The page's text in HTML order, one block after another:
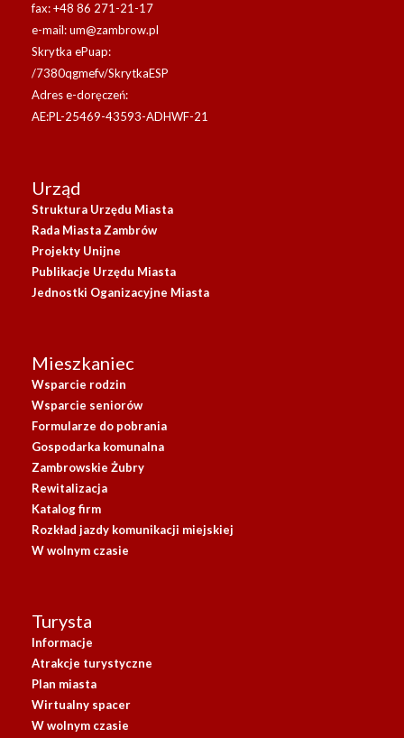
fax: +48 86 271-21-17
e-mail:um@zambrow.pl
Skrytka ePuap:
/7380qgmefv/SkrytkaESP
Adres e-doręczeń:
AE:PL-25469-43593-ADHWF-21
Urząd
Struktura Urzędu Miasta
Rada Miasta Zambrów
Projekty Unijne
Publikacje Urzędu Miasta
Jednostki Oganizacyjne Miasta
Mieszkaniec
Wsparcie rodzin
Wsparcie seniorów
Formularze do pobrania
Gospodarka komunalna
Zambrowskie Żubry
Rewitalizacja
Katalog firm
Rozkład jazdy komunikacji miejskiej
W wolnym czasie
Turysta
Informacje
Atrakcje turystyczne
Plan miasta
Wirtualny spacer
W wolnym czasie